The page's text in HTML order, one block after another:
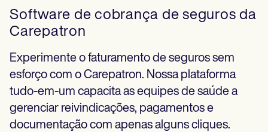
Software de cobrança de seguros da
Carepatron
Experimente o faturamento de seguros sem
esforço com o Carepatron. Nossa plataforma
tudo-em-um capacita as equipes de saúde a
gerenciar reivindicações, pagamentos e
documentação com apenas alguns cliques.